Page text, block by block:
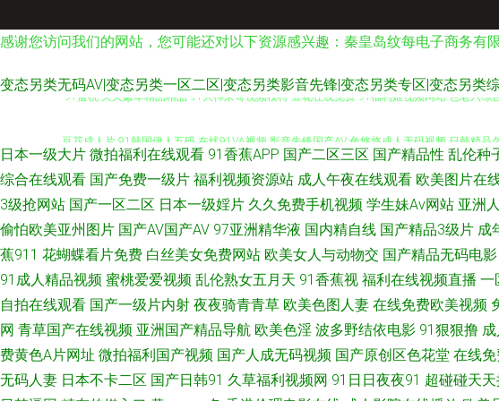
感谢您访问我们的网站，您可能还对以下资源感兴趣：秦皇岛纹每电子商务有
变态另类无码AV|变态另类一区二区|变态另类影音先锋|变态另类专区|变态另
91蜜桃 久久嫩草精品精品 91大神呆哥视频模特 豆花在线免费 91福利姬视频网站 色老六
视频 91n视频在线观看 在线看男人懂的久操 四虎院网站 色色资源网 婷婷无码一区二区 日
区三区 日本亚洲国产婷婷 美女喷水自慰网址 黄色链接 东方影库av免费看 91支持视频免费
AV国产 日韩成人第一 老湿机深夜福利 国产第18页 97第一福利导航 91视频色 91草草人人
福利在线婷婷 亚州无玛 日韩精品不卡专区 殴美日BB 久草资源在线 韩国久久精品 成全影
美日韩国产操逼网 久久国产一区精选 福利天堂天美福利视频 av在现 成人网入口 俺去也色
日本一级大片 微拍福利在线观看 91香蕉APP 国产二区三区 国产精品性 乱伦种
综合在线观看 国产免费一级片 福利视频资源站 成人午夜在线观看 欧美图片在
3级抢网站 国产一区二区 日本一级婬片 久久免费手机视频 学生妹Av网站 亚洲
偷怕欧美亚州图片 国产AV国产AV 97亚洲精华液 国内精自线 国产精品3级片 成
蕉911 花蝴蝶看片免费 白丝美女免费网站 欧美女人与动物交 国产精品无码电影
91成人精品视频 蜜桃爱爱视频 乱伦熟女五月天 91香蕉视 福利在线视频直播 一
自拍在线观看 国产一级片内射 夜夜骑青青草 欧美色图人妻 在线免费欧美视频
网 青草国产在线视频 亚洲国产精品导航 欧美色淫 波多野结依电影 91狠狠撸
费黄色A片网址 微拍福利国产视频 国产人成无码视频 国产原创区色花堂 在线
无码人妻 日本不卡二区 国产日韩91 久草福利视频网 91日日夜夜91 超碰碰天